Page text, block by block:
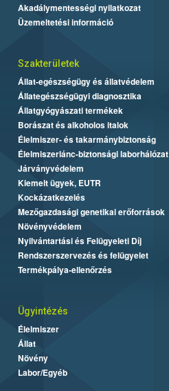
Akadálymentességi nyilatkozat
Üzemeltetési információ
Szakterületek
Állat-egészségügy és állatvédelem
Állategészségügyi diagnosztika
Állatgyógyászati termékek
Borászat és alkoholos italok
Élelmiszer- és takarmánybiztonság
Élelmiszerlánc-biztonsági laborhálózat
Járványvédelem
Kiemelt ügyek, EUTR
Kockázatkezelés
Mezőgazdasági genetikai erőforrások
Növényvédelem
Nyilvántartási és Felügyeleti Díj
Rendszerszervezés és felügyelet
Termékpálya-ellenőrzés
Ügyintézés
Élelmiszer
Állat
Növény
Labor/Egyéb